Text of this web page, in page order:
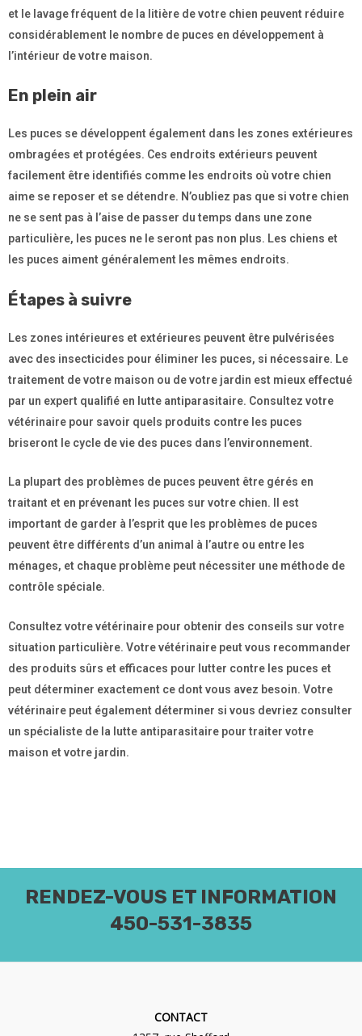
et le lavage fréquent de la litière de votre chien peuvent réduire
considérablement le nombre de puces en développement à
l’intérieur de votre maison.
En plein air
Les puces se développent également dans les zones extérieures
ombragées et protégées. Ces endroits extérieurs peuvent
facilement être identifiés comme les endroits où votre chien
aime se reposer et se détendre. N’oubliez pas que si votre chien
ne se sent pas à l’aise de passer du temps dans une zone
particulière, les puces ne le seront pas non plus. Les chiens et
les puces aiment généralement les mêmes endroits.
Étapes à suivre
Les zones intérieures et extérieures peuvent être pulvérisées
avec des insecticides pour éliminer les puces, si nécessaire. Le
traitement de votre maison ou de votre jardin est mieux effectué
par un expert qualifié en lutte antiparasitaire. Consultez votre
vétérinaire pour savoir quels produits contre les puces
briseront le cycle de vie des puces dans l’environnement.
La plupart des problèmes de puces peuvent être gérés en
traitant et en prévenant les puces sur votre chien. Il est
important de garder à l’esprit que les problèmes de puces
peuvent être différents d’un animal à l’autre ou entre les
ménages, et chaque problème peut nécessiter une méthode de
contrôle spéciale.
Consultez votre vétérinaire pour obtenir des conseils sur votre
situation particulière. Votre vétérinaire peut vous recommander
des produits sûrs et efficaces pour lutter contre les puces et
peut déterminer exactement ce dont vous avez besoin. Votre
vétérinaire peut également déterminer si vous devriez consulter
un spécialiste de la lutte antiparasitaire pour traiter votre
maison et votre jardin.
RENDEZ-VOUS ET INFORMATION
450-531-3835
CONTACT